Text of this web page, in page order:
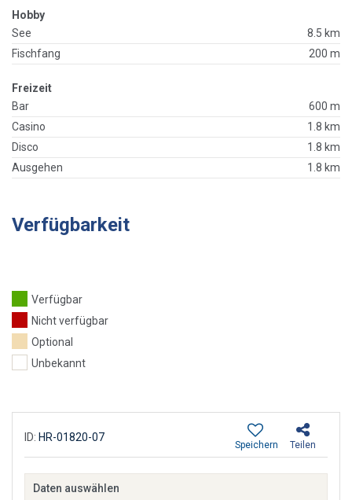
Hobby
See
8.5 km
Fischfang
200 m
Freizeit
Bar
600 m
Casino
1.8 km
Disco
1.8 km
Ausgehen
1.8 km
Verfügbarkeit
Verfügbar
Nicht verfügbar
Optional
Unbekannt
ID: HR-01820-07
Teilen
Speichern
Daten auswählen